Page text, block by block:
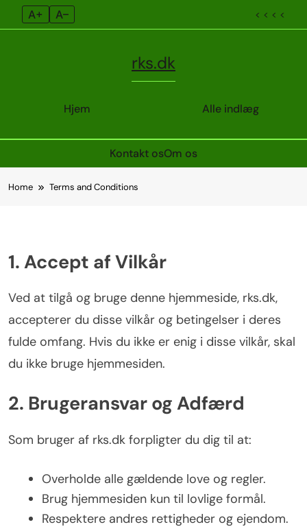
A+ A– < < < <
Hjem
rks.dk
Alle indlæg
Kontakt osOm os
toHome Terms and Conditions
1. Accept af Vilkår
Ved at tilgå og bruge denne hjemmeside, rks.dk,
accepterer du disse vilkår og betingelser i deres
fulde omfang. Hvis du ikke er enig i disse vilkår, skal
du ikke bruge hjemmesiden.
2. Brugeransvar og Adfærd
Som bruger af rks.dk forpligter du dig til at:
Overholde alle gældende love og regler.
Brug hjemmesiden kun til lovlige formål.
Respektere andres rettigheder og ejendom.